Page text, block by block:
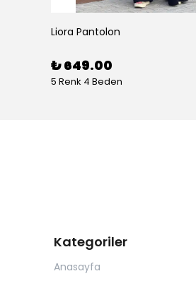
Liora Pantolon
₺ 649.00
5 Renk 4 Beden
Kategoriler
Anasayfa